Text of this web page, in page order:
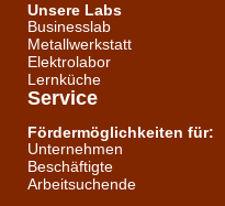
Unsere Labs
Businesslab
Metallwerkstatt
Elektrolabor
Lernküche
Service
Fördermöglichkeiten für:
Unternehmen
Beschäftigte
Arbeitsuchende